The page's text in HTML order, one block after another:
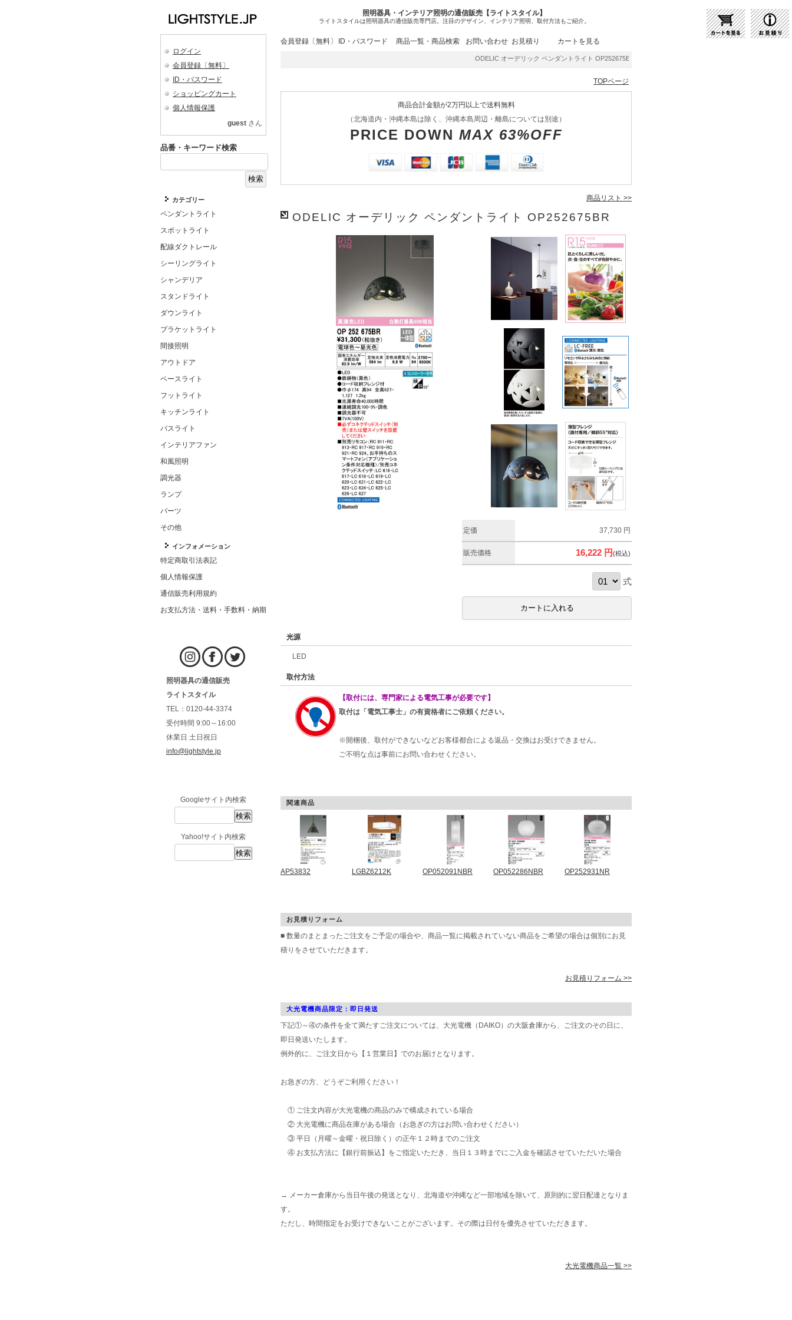
照明器具・インテリア照明の通信販売【ライトスタイル】
ライトスタイルは照明器具の通信販売専門店。注目のデザイン、インテリア照明、取付方法もご紹介。
ログイン
会員登録〔無料〕
ID・パスワード
ショッピングカート
個人情報保護
guest さん
品番・キーワード検索
カテゴリー
ペンダントライト
スポットライト
配線ダクトレール
シーリングライト
シャンデリア
スタンドライト
ダウンライト
ブラケットライト
間接照明
アウトドア
ベースライト
フットライト
キッチンライト
バスライト
インテリアファン
和風照明
調光器
ランプ
パーツ
その他
インフォメーション
特定商取引法表記
個人情報保護
通信販売利用規約
お支払方法・送料・手数料・納期
照明器具の通信販売
ライトスタイル
TEL：0120-44-3374
受付時間 9:00～16:00
休業日 土日祝日
info@lightstyle.jp
Googleサイト内検索
Yahoo!サイト内検索
会員登録〔無料〕 ID・パスワード 商品一覧・商品検索 お問い合わせ お見積り カートを見る
ODELIC オーデリック ペンダントライト OP252675BR | 商品紹介 | 照明器具の通販・インテリア照明の通信販売
TOPページ
商品合計金額が2万円以上で送料無料
（北海道内・沖縄本島は除く、沖縄本島周辺・離島については別途）
PRICE DOWN MAX 63%OFF
商品リスト >>
ODELIC オーデリック ペンダントライト OP252675BR
定価 37,730 円
販売価格 16,222 円(税込)
式
光源
LED
取付方法
【取付には、専門家による電気工事が必要です】
取付は「電気工事士」の有資格者にご依頼ください。
※開梱後、取付ができないなどお客様都合による返品・交換はお受けできません。
ご不明な点は事前にお問い合わせください。
関連商品
AP53832 LGBZ6212K OP052091NBR OP052286NBR OP252931NR
お見積りフォーム
■ 数量のまとまったご注文をご予定の場合や、商品一覧に掲載されていない商品をご希望の場合は個別にお見
積りをさせていただきます。
お見積りフォーム >>
大光電機商品限定：即日発送
下記①～④の条件を全て満たすご注文については、大光電機（DAIKO）の大阪倉庫から、ご注文のその日に、
即日発送いたします。
例外的に、ご注文日から【１営業日】でのお届けとなります。
お急ぎの方、どうぞご利用ください！
① ご注文内容が大光電機の商品のみで構成されている場合
② 大光電機に商品在庫がある場合（お急ぎの方はお問い合わせください）
③ 平日（月曜～金曜・祝日除く）の正午１２時までのご注文
④ お支払方法に【銀行前振込】をご指定いただき、当日１３時までにご入金を確認させていただいた場合
→ メーカー倉庫から当日午後の発送となり、北海道や沖縄など一部地域を除いて、原則的に翌日配達となりま
す。
ただし、時間指定をお受けできないことがございます。その際は日付を優先させていただきます。
大光電機商品一覧 >>